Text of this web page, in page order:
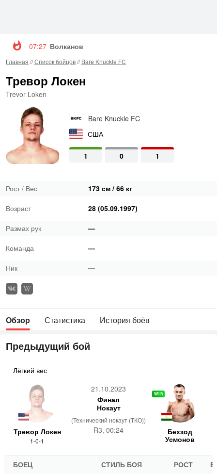
07:27 Волкановски и Евлоев возглавят турнир UFC
Главная //Список бойцов//Bare Knuckle FC
Тревор Локен
Trevor Loken
Bare Knuckle FC
США
1 0 1
Рост / Вес 173 см / 66 кг
Возраст 28 (05.09.1997)
Размах рук —
Команда —
Ник —
Обзор Статистика История боёв
Предыдущий бой
Лёгкий вес
Тревор Локен
1-0-1
21.10.2023
Финал
Нокаут
(Технический нокаут (ТКО))
R3, 00:24
WIN
Бехзод
Усмонов
БОЕЦ СТИЛЬ БОЯ РОСТ